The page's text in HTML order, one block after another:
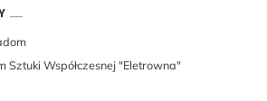
Sztuki Współczesnej "Eletrowna"